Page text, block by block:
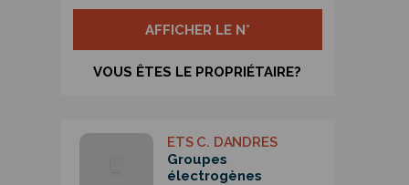
AFFICHER LE N°
VOUS ÊTES LE PROPRIÉTAIRE?
ETS C. DANDRES
Groupes
électrogènes